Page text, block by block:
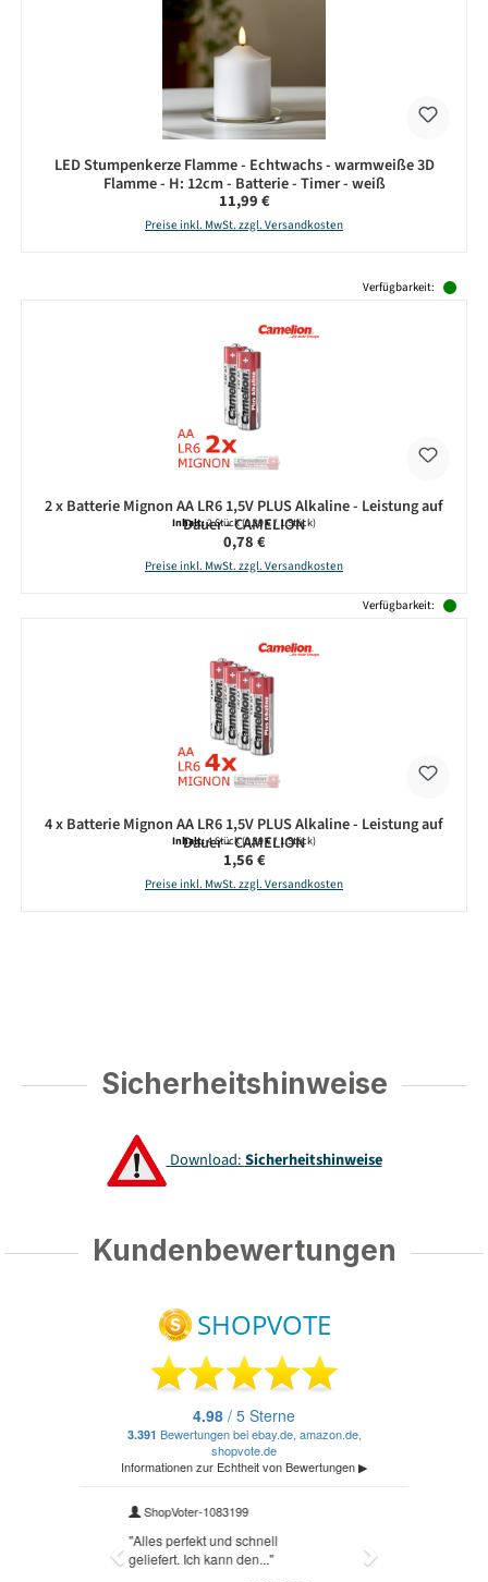
LED Stumpenkerze Flamme - Echtwachs - warmweiße 3D
Flamme - H: 12cm - Batterie - Timer - weiß
Regulärer Preis:
11,99 €
Preise inkl. MwSt. zzgl. Versandkosten
Verfügbarkeit:
2 x Batterie Mignon AA LR6 1,5V PLUS Alkaline - Leistung auf
Dauer - CAMELION
Inhalt:2 Stück(0,39 € / 1 Stück)
Regulärer Preis:
0,78 €
Preise inkl. MwSt. zzgl. Versandkosten
Verfügbarkeit:
4 x Batterie Mignon AA LR6 1,5V PLUS Alkaline - Leistung auf
Dauer - CAMELION
Inhalt:4 Stück(0,39 € / 1 Stück)
Regulärer Preis:
1,56 €
Preise inkl. MwSt. zzgl. Versandkosten
Sicherheitshinweise
Download:Sicherheitshinweise
Kundenbewertungen